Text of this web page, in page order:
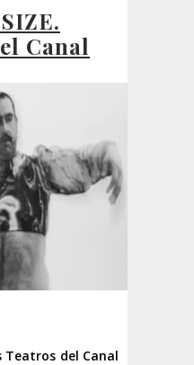
Canal
Teatros del Canal